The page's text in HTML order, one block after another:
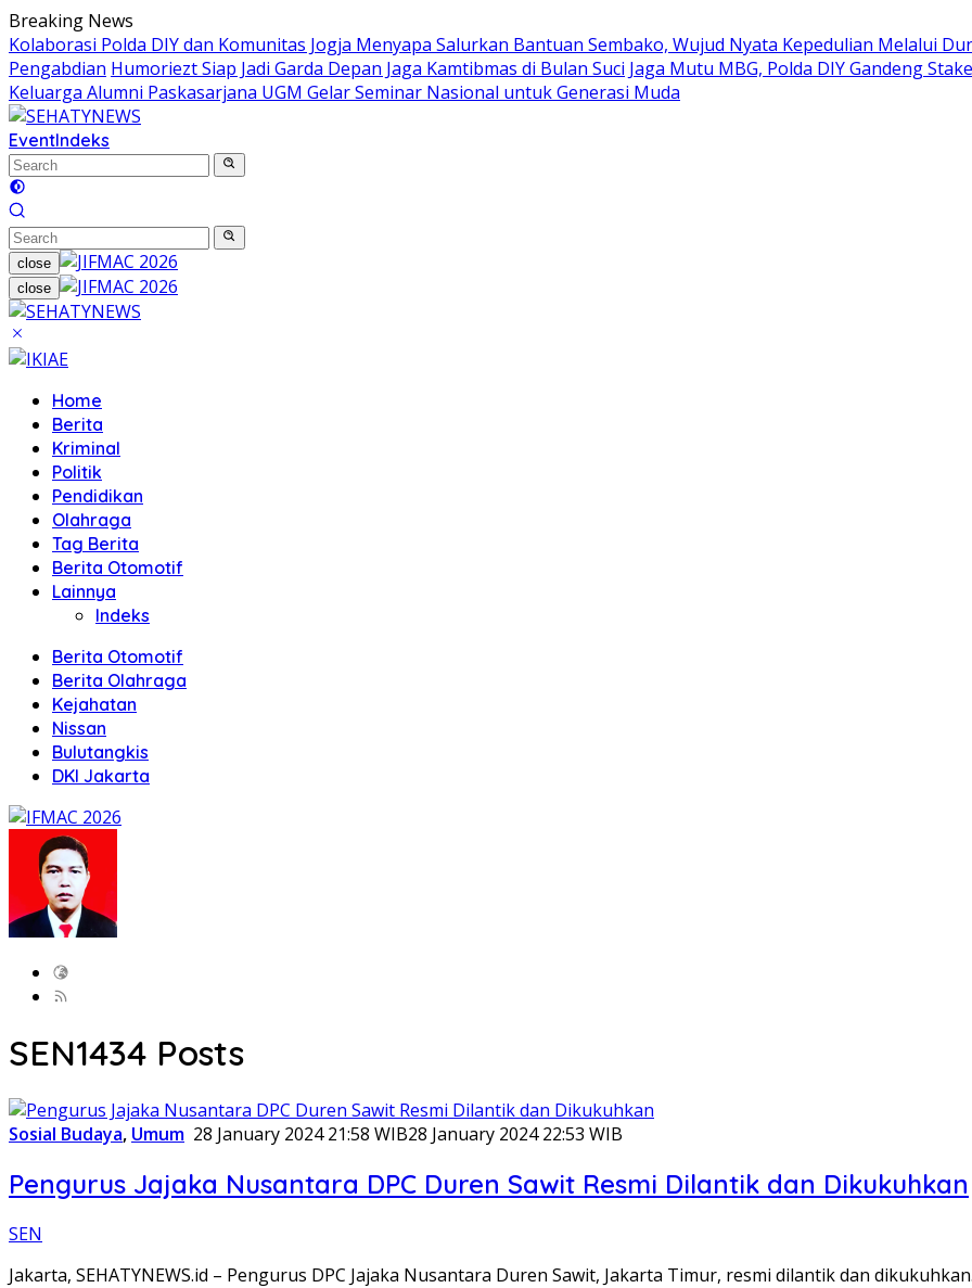
Skip
to
content
Breaking News
Kolaborasi Polda DIY dan Komunitas Jogja Menyapa Salurkan Bantuan Sembako, Wujud Nyata Kepedulian Melalui
Pengabdian Humoriezt Siap Jadi Garda Depan Jaga Kamtibmas di Bulan Suci Jaga Mutu MBG, Polda DIY Gandeng
Keluarga Alumni Paskasarjana UGM Gelar Seminar Nasional untuk Generasi Muda
EventIndeks
close
close
Home
Berita
Kriminal
Politik
Pendidikan
Olahraga
Tag Berita
Berita Otomotif
Lainnya
Indeks
Berita Otomotif
Berita Olahraga
Kejahatan
Nissan
Bulutangkis
DKI Jakarta
SEN1434 Posts
Sosial Budaya, Umum 28 January 2024 21:58 WIB28 January 2024 22:53 WIB
Pengurus Jajaka Nusantara DPC Duren Sawit Resmi Dilantik dan Dikukuhkan
SEN
Jakarta, SEHATYNEWS.id – Pengurus DPC Jajaka Nusantara Duren Sawit, Jakarta Timur, resmi dilantik dan